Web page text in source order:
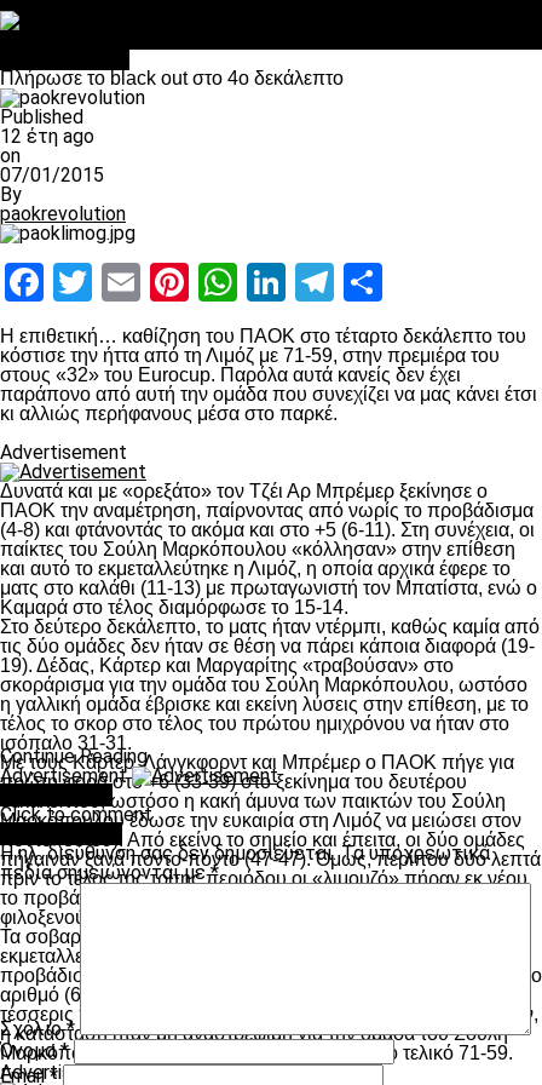
Πλήρωσε το black out στο 4ο δεκάλεπτο
Published
12 έτη ago
on
07/01/2015
By
paokrevolution
Facebook
Twitter
EmailPinterest
WhatsApp
LinkedIn
Telegram
Η επιθετική… καθίζηση του ΠΑΟΚ στο τέταρτο δεκάλεπτο του
κόστισε την ήττα από τη Λιμόζ με 71-59, στην πρεμιέρα του
στους «32» του Eurocup. Παρόλα αυτά κανείς δεν έχει
παράπονο από αυτή την ομάδα που συνεχίζει να μας κάνει έτσι
κι αλλιώς περήφανους μέσα στο παρκέ.
Advertisement
Δυνατά και με «ορεξάτο» τον Τζέι Αρ Μπρέμερ ξεκίνησε ο
ΠΑΟΚ την αναμέτρηση, παίρνοντας από νωρίς το προβάδισμα
(4-8) και φτάνοντάς το ακόμα και στο +5 (6-11). Στη συνέχεια, οι
παίκτες του Σούλη Μαρκόπουλου «κόλλησαν» στην επίθεση
και αυτό το εκμεταλλεύτηκε η Λιμόζ, η οποία αρχικά έφερε το
ματς στο καλάθι (11-13) με πρωταγωνιστή τον Μπατίστα, ενώ ο
Καμαρά στο τέλος διαμόρφωσε το 15-14.
Στο δεύτερο δεκάλεπτο, το ματς ήταν ντέρμπι, καθώς καμία από
τις δύο ομάδες δεν ήταν σε θέση να πάρει κάποια διαφορά (19-
19). Δέδας, Κάρτερ και Μαργαρίτης «τραβούσαν» στο
σκοράρισμα για την ομάδα του Σούλη Μαρκόπουλου, ωστόσο
η γαλλική ομάδα έβρισκε και εκείνη λύσεις στην επίθεση, με το
τέλος το σκορ στο τέλος του πρώτου ημιχρόνου να ήταν στο
ισόπαλο 31-31.
Με τους Κάρτερ, Λάνγκφορντ και Μπρέμερ ο ΠΑΟΚ πήγε για
πρώτη φορά στο +6 (33-39) στο ξεκίνημα του δευτέρου
δεκαλέπτου, ωστόσο η κακή άμυνα των παικτών του Σούλη
Μαρκόπουλου έδωσε την ευκαιρία στη Λιμόζ να μειώσει στον
πόντο (38-39). Από εκείνο το σημείο και έπειτα, οι δύο ομάδες
πήγαιναν ξανά πόντο-πόντο (47-47). Όμως, περίπου δύο λεπτά
πριν το τέλος της τρίτης περιόδου οι «λιμουζό» πήραν εκ νέου
το προβάδισμα (49-47) και εκμεταλλευόμενοι την αστοχία των
φιλοξενούμενων το σκορ έκλεισε με το υπέρ τους 51-47.
Τα σοβαρά προβλήματα του ΠΑΟΚ στην επίθεση
εκμεταλλεύτηκε η Λιμόζ, καθώς όχι μόνο διατηρούσε το
προβάδισμά της, αλλά έφτασε την υπέρ της διαφορά σε διψήφιο
αριθμό (63-51), με το «Δικέφαλο του Βορρά να μετρά μόλις
τέσσερις πόντους σε πέντε λεπτά στην τέταρτη περίοδο. Πλέον,
η κατάσταση ήταν μη αναστρέψιμη για την ομάδα του Σούλη
Μαρκόπουλου, η οποία γνώρισε την ήττα με το τελικό 71-59.
Advertisement
Continue Reading
Advertisement
Click to comment
Η ηλ. διεύθυνση σας δεν δημοσιεύεται. Τα υποχρεωτικά
πεδία σημειώνονται με*
Σχόλιο*
Όνομα*
Email*